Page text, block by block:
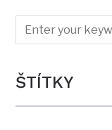
ŠTÍTKY